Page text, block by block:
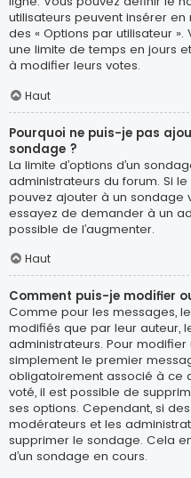
utilisateurs peuvent insérer
des « Options par utilisateur
une limite de temps en jours
à modifier leurs votes.
Haut
Pourquoi ne puis-je pas
sondage ?
La limite d’options d’un
administrateurs du forum. Si
pouvez ajouter à un sondage
essayez de demander à un
possible de l’augmenter.
Haut
Comment puis-je modifier
Comme pour les messages,
modifiés que par leur auteur,
administrateurs. Pour
simplement le premier
obligatoirement associé à ce
voté, il est possible de
ses options. Cependant, si
modérateurs et les
supprimer le sondage. Cela
d’un sondage en cours.